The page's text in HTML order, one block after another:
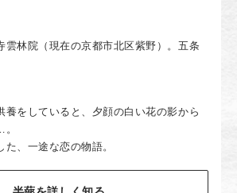
雲林院（現在の京都市北区紫野）。五条
養をしていると、夕顔の白い花の影から
、一途な恋の物語。